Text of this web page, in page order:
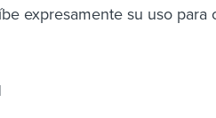
expresamente su uso